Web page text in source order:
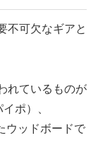
不可欠なギアと
れているものが
ポ）、
ウッドボードで